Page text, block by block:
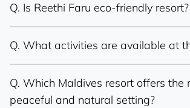
Q. Is Reethi Faru eco-friendly resort?
Q. What activities are available at
Q. Which Maldives resort offers the
peaceful and natural setting?